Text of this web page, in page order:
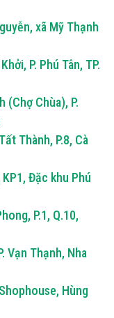
xã Mỹ Thạnh
P. Phú Tân, TP.
(Chợ Chùa), P.
Thành, P.8, Cà
Đặc khu Phú
P.1, Q.10,
Vạn Thạnh, Nha
Hùng